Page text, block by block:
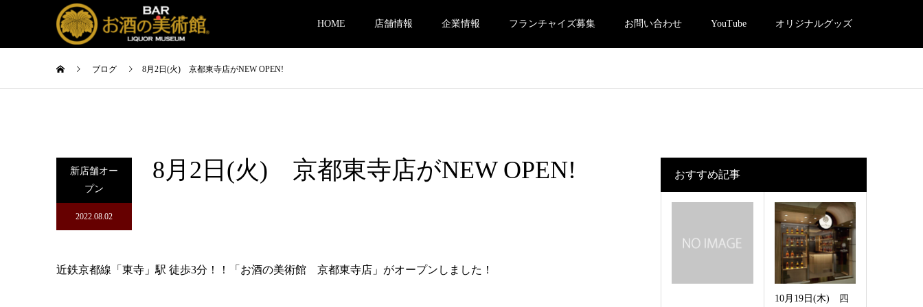
HOME 店舗情報 企業情報 フランチャイズ募集 お問い合わせ YouTube オリジナルグッズ
ブログ 8月2日(火) 京都東寺店がNEW OPEN!
新店舗オー
プン
2022.08.02
8月2日(火) 京都東寺店がNEW OPEN!
近鉄京都線「東寺」駅 徒歩3分！！「お酒の美術館 京都東寺店」がオープンしました！
おすすめ記事
10月19日(木) 四